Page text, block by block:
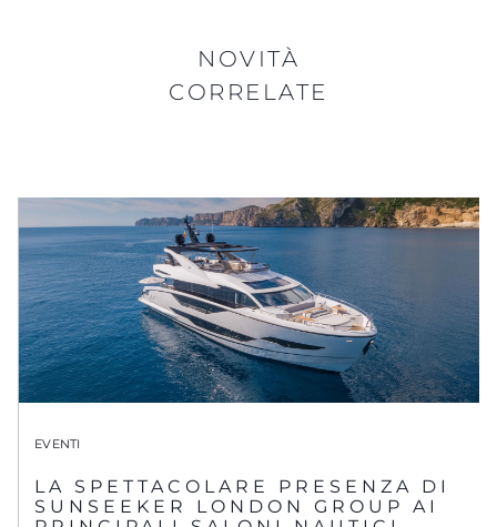
NOVITÀ
CORRELATE
EVENTI
LA SPETTACOLARE PRESENZA DI
SUNSEEKER LONDON GROUP AI